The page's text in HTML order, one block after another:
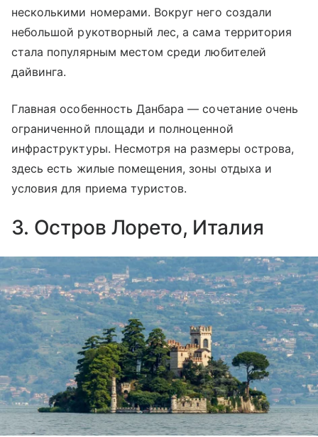
несколькими номерами. Вокруг него создали
небольшой рукотворный лес, а сама территория
стала популярным местом среди любителей
дайвинга.
Главная особенность Данбара — сочетание очень
ограниченной площади и полноценной
инфраструктуры. Несмотря на размеры острова,
здесь есть жилые помещения, зоны отдыха и
условия для приема туристов.
3. Остров Лорето, Италия